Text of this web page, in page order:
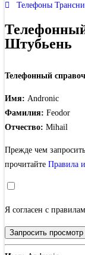
Телефоны
Штубьень
Телефонный
Имя: Andronic
Фамилия: Feodor
Отчество: Mihail
Прежде чем
прочитайте Правила
Я согласен с
Запросить